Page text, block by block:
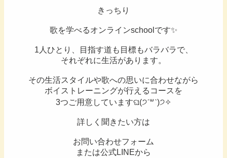
きっちり
歌を学べるオンラインschoolです✨
1人ひとり、目指す道も目標もバラバラで、
それぞれに生活があります。
その生活スタイルや歌への思いに合わせながら
ボイストレーニングが行えるコースを
3つご用意していますଘ(੭ˊ꒳​ˋ)੭✧
詳しく聞きたい方は
お問い合わせフォーム
または公式LINEから